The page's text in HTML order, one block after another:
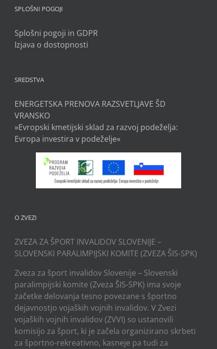
SPLOŠNI POGOJI
Splošni pogoji in GDPR
Izjava o dostopnosti
SREDSTVA
ENERGETSKA PRENOVA RAZSVETLJAVE ŠD
VRANSKO
»Evropski kmetijski sklad za razvoj podeželja:
Evropa investira v podeželje«
O ZVEZI
ZVEZA ZA ŠPORT INVALIDOV SLOVENIJE –
SLOVENSKI PARALIMPIJSKI KOMITE (ZVEZA ŠIS-SPK)
Zveza za šport invalidov Slovenije – Slovenski
paralimpijski komite (Zveza ŠIS-SPK) ima svoje
začetke delovanja tesno povezane s športno
dejavnostjo vojaških vojnih invalidov. V Zvezi
vojaških vojnih invalidov (ZVVI) so ustanovili
komisijo za šport, ki je začela organizirano skrbeti
za športno-rekreativno, kasneje pa tudi za